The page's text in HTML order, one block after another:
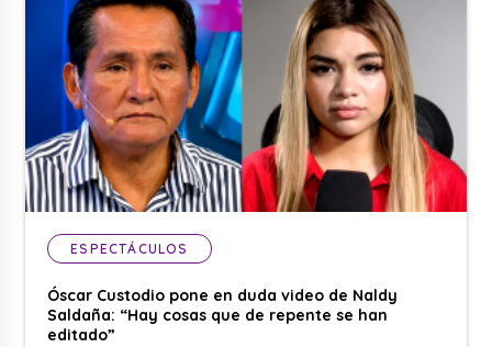
ESPECTÁCULOS
Óscar Custodio pone en duda video de Naldy
Saldaña: “Hay cosas que de repente se han
editado”